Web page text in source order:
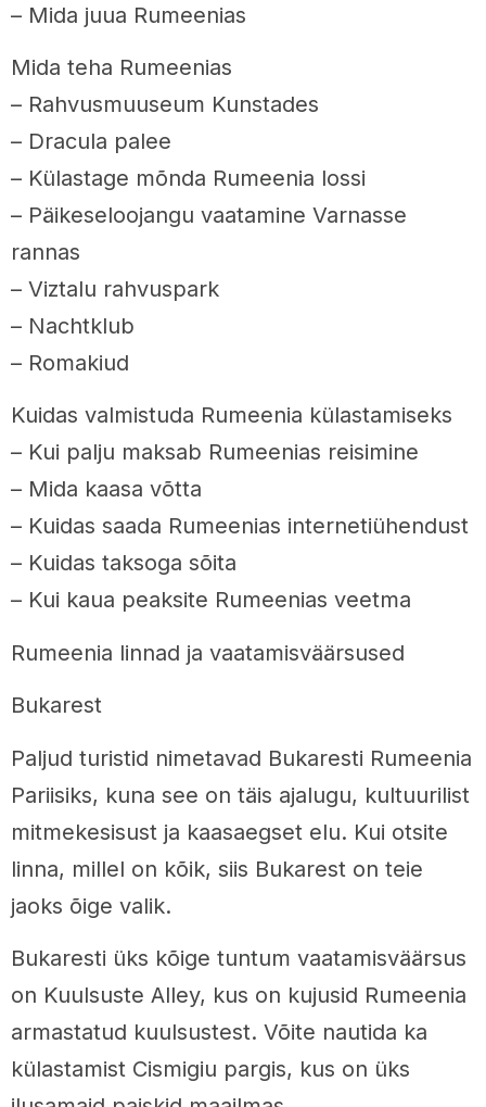
– Mida juua Rumeenias
Mida teha Rumeenias
– Rahvusmuuseum Kunstades
– Dracula palee
– Külastage mõnda Rumeenia lossi
– Päikeseloojangu vaatamine Varnasse
rannas
– Viztalu rahvuspark
– Nachtklub
– Romakiud
Kuidas valmistuda Rumeenia külastamiseks
– Kui palju maksab Rumeenias reisimine
– Mida kaasa võtta
– Kuidas saada Rumeenias internetiühendust
– Kuidas taksoga sõita
– Kui kaua peaksite Rumeenias veetma
Rumeenia linnad ja vaatamisväärsused
Bukarest
Paljud turistid nimetavad Bukaresti Rumeenia
Pariisiks, kuna see on täis ajalugu, kultuurilist
mitmekesisust ja kaasaegset elu. Kui otsite
linna, millel on kõik, siis Bukarest on teie
jaoks õige valik.
Bukaresti üks kõige tuntum vaatamisväärsus
on Kuulsuste Alley, kus on kujusid Rumeenia
armastatud kuulsustest. Võite nautida ka
külastamist Cismigiu pargis, kus on üks